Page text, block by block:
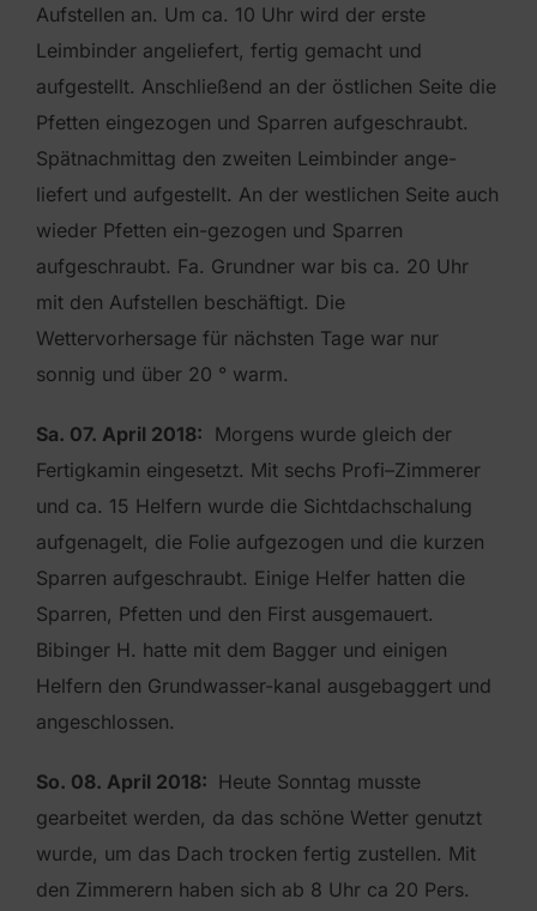
Aufstellen an. Um ca. 10 Uhr wird der erste
Leimbinder angeliefert, fertig gemacht und
aufgestellt. Anschließend an der östlichen Seite die
Pfetten eingezogen und Sparren aufgeschraubt.
Spätnachmittag den zweiten Leimbinder ange-
liefert und aufgestellt. An der westlichen Seite auch
wieder Pfetten ein-gezogen und Sparren
aufgeschraubt. Fa. Grundner war bis ca. 20 Uhr
mit den Aufstellen beschäftigt. Die
Wettervorhersage für nächsten Tage war nur
sonnig und über 20 ° warm.
Sa. 07. April 2018: Morgens wurde gleich der
Fertigkamin eingesetzt. Mit sechs Profi–Zimmerer
und ca. 15 Helfern wurde die Sichtdachschalung
aufgenagelt, die Folie aufgezogen und die kurzen
Sparren aufgeschraubt. Einige Helfer hatten die
Sparren, Pfetten und den First ausgemauert.
Bibinger H. hatte mit dem Bagger und einigen
Helfern den Grundwasser-kanal ausgebaggert und
angeschlossen.
So. 08. April 2018: Heute Sonntag musste
gearbeitet werden, da das schöne Wetter genutzt
wurde, um das Dach trocken fertig zustellen. Mit
den Zimmerern haben sich ab 8 Uhr ca 20 Pers.